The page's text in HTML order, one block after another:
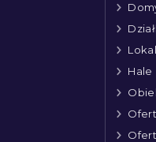
Hale